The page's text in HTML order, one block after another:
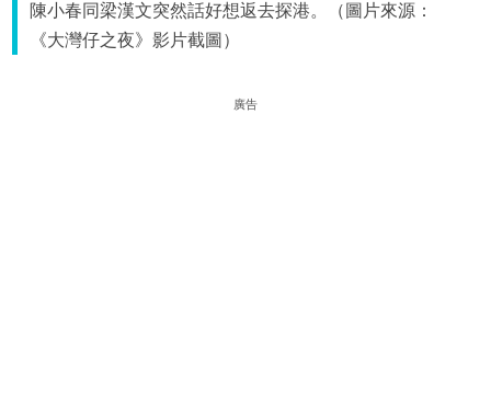
陳小春同梁漢文突然話好想返去探港。（圖片來源：
《大灣仔之夜》影片截圖）
廣告